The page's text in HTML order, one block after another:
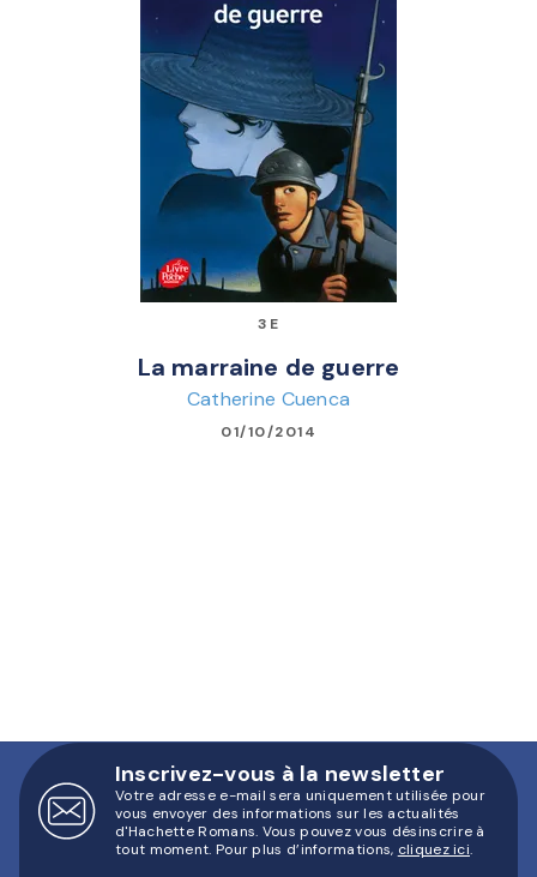
3E
La marraine de guerre
Catherine Cuenca
01/10/2014
Inscrivez-vous à la newsletter
Votre adresse e-mail sera uniquement utilisée pour
vous envoyer des informations sur les actualités
d'Hachette Romans. Vous pouvez vous désinscrire à
tout moment. Pour plus d’informations, cliquez ici.